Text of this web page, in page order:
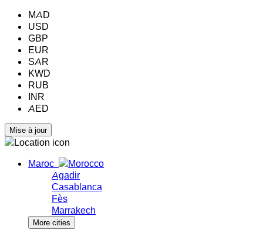
MAD
USD
GBP
EUR
SAR
KWD
RUB
INR
AED
Maroc
Agadir
Casablanca
Fès
Marrakech
More cities